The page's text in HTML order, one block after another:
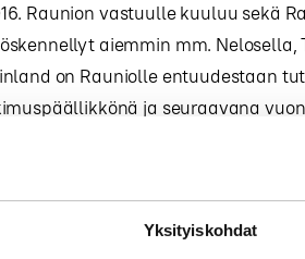
Yksityiskohdat
Raunion vastuulle kuuluu sekä
aiemmin mm.
on Rauniolle entuudestaan
ja seuraavana
mistä hän palaa nyt NRJ